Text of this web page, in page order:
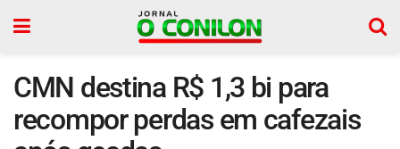
CMN destina R$ 1,3 bi para
recompor perdas em cafezais